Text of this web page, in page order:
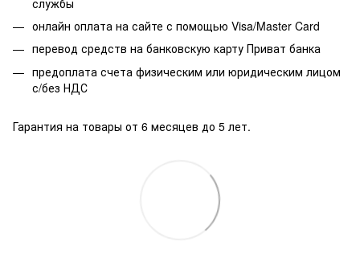
онлайн оплата на сайте с помощью Visa/Master Card
перевод средств на банковскую карту Приват банка
предоплата счета физическим или юридическим лицом
с/без НДС
Гарантия на товары от 6 месяцев до 5 лет.